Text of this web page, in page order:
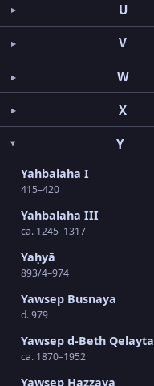
U
V
W
X
Y
Yahbalaha I
415–420
Yahbalaha III
ca. 1245–1317
Yaḥyā
893/4–974
Yawsep Busnaya
d. 979
Yawsep d-Beth Qelayta
ca. 1870–1952
Yawsep Ḥazzaya